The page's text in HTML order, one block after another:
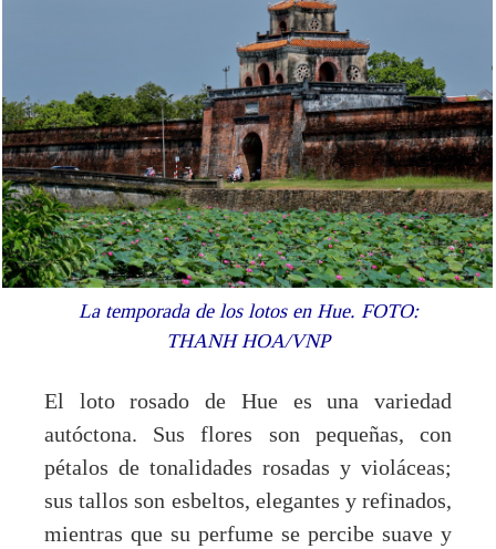
La temporada de los lotos en Hue. FOTO:
THANH HOA/VNP
El loto rosado de Hue es una variedad
autóctona. Sus flores son pequeñas, con
pétalos de tonalidades rosadas y violáceas;
sus tallos son esbeltos, elegantes y refinados,
mientras que su perfume se percibe suave y